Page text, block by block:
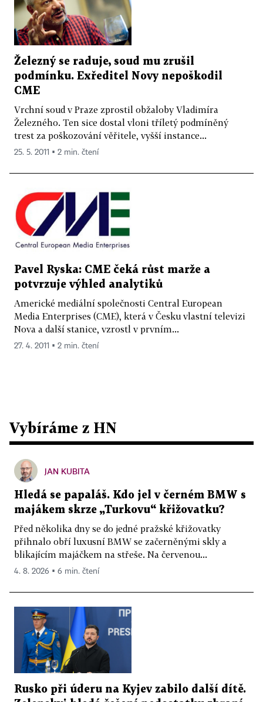
Železný se raduje, soud mu zrušil
podmínku. Exředitel Novy nepoškodil
CME
Vrchní soud v Praze zprostil obžaloby Vladimíra
Železného. Ten sice dostal vloni tříletý podmíněný
trest za poškozování věřitele, vyšší instance...
25. 5. 2011 ▪ 2 min. čtení
Pavel Ryska: CME čeká růst marže a
potvrzuje výhled analytiků
Americké mediální společnosti Central European
Media Enterprises (CME), která v Česku vlastní televizi
Nova a další stanice, vzrostl v prvním...
27. 4. 2011 ▪ 2 min. čtení
Vybíráme z HN
JAN KUBITA
Hledá se papaláš. Kdo jel v černém BMW s
majákem skrze „Turkovu“ křižovatku?
Před několika dny se do jedné pražské křižovatky
přihnalo obří luxusní BMW se začerněnými skly a
blikajícím majáčkem na střeše. Na červenou...
4. 8. 2026 ▪ 6 min. čtení
Rusko při úderu na Kyjev zabilo další dítě.